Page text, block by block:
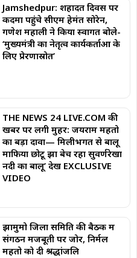
Jamshedpur: शहादत दिवस पर
कदमा पहुंचे सीएम हेमंत सोरेन,
गणेश महाली ने किया स्वागत बोले-
‘मुख्यमंत्री का नेतृत्व कार्यकर्ताओं के
लिए प्रेरणास्रोत’
THE NEWS 24 LIVE.COM की
खबर पर लगी मुहर: जयराम महतो
का बड़ा दावा— मिलीभगत से बालू
माफिया छोटू झा बेच रहा सुवर्णरेखा
नदी का बालू’ देखें EXCLUSIVE
VIDEO
झामुमो जिला समिति की बैठक में
संगठन मजबूती पर जोर, निर्मल
महतो को दी श्रद्धांजलि